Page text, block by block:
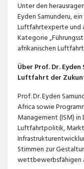
Unter den
Eyden Samunderu,
Luftfahrtexperte und
Kategorie
afrikanischen
Über Prof. Dr.
Luftfahrt der
Prof. Dr. Eyden
Africa sowie
Management (ISM)
Luftfahrtpolitik,
Stimmen zur
wettbewerbsfähigen